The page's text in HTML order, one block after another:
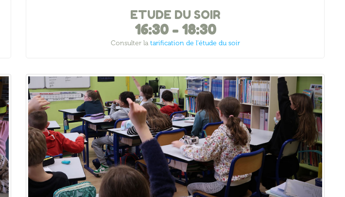
ETUDE DU SOIR
16:30- 18:30
Consulter la tarification de l'étude du soir